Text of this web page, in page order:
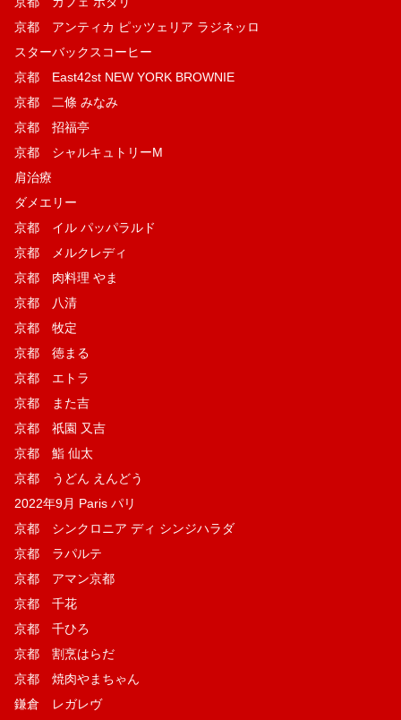
京都 アンティカ ピッツェリア ラジネッロ
スターバックスコーヒー
京都 East42st NEW YORK BROWNIE
京都 二條 みなみ
京都 招福亭
京都 シャルキュトリーM
肩治療
ダメエリー
京都 イル パッパラルド
京都 メルクレディ
京都 肉料理 やま
京都 八清
京都 牧定
京都 徳まる
京都 エトラ
京都 また吉
京都 祇園 又吉
京都 鮨 仙太
京都 うどん えんどう
2022年9月 Paris パリ
京都 シンクロニア ディ シンジハラダ
京都 ラパルテ
京都 アマン京都
京都 千花
京都 千ひろ
京都 割烹はらだ
京都 焼肉やまちゃん
鎌倉 レガレヴ